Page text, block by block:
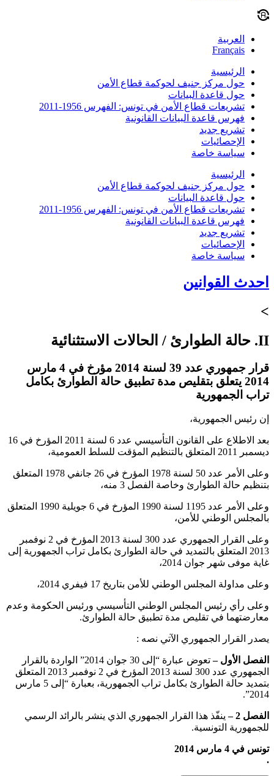
العربية
Français
الرئيسية
حول مركز جنيف لحوكمة قطاع الأمن
حول قاعدة البيانات
تشريعات قطاع الأمن في تونس: الفهرس 1956-2011
فهرس قاعدة البيانات القانونية
تشريع جديد
الإحصائيات
سياسة خاصة
الرئيسية
حول مركز جنيف لحوكمة قطاع الأمن
حول قاعدة البيانات
تشريعات قطاع الأمن في تونس: الفهرس 1956-2011
فهرس قاعدة البيانات القانونية
تشريع جديد
الإحصائيات
سياسة خاصة
احدث القوانين
>
II. حالة الطوارئ / الحالات الاستثنائية
قرار جمهوري عدد 39 لسنة 2014 مؤرخ في 4 مارس
2014 يتعلق بتقليص مدة تطبيق حالة الطوارئ بكامل
تراب الجمهورية
إن رئيس الجمهورية،
بعد الاطلاع على القانون التأسيسي عدد 6 لسنة 2011 المؤرخ في 16
ديسمبر 2011 المتعلق بالتنظيم المؤقت للسلط العمومية،
وعلى الأمر عدد 50 لسنة 1978 المؤرخ في 26 جانفي 1978 المتعلق
بتنظيم حالة الطوارئ وخاصة الفصل 3 منه،
وعلى الأمر عدد 1195 لسنة 1990 المؤرخ في 6 جويلية 1990 المتعلق
بالمجلس الوطني للأمن،
وعلى القرار الجمهوري عدد 300 لسنة 2013 المؤرخ في 2 نوفمبر
2013 المتعلق بالتمديد في حالة الطوارئ بكامل تراب الجمهورية إلى
غاية موفى شهر جوان 2014،
وعلى مداولة المجلس الوطني للأمن بتاريخ 17 فيفري 2014،
وعلى رأي رئيس المجلس الوطني التأسيسي ورئيس الحكومة وعدم
معارضتهما في تقليص مدة تطبيق حالة الطوارئ.
يصدر القرار الجمهوري الآتي نصه :
الفصل الأول –
تعوض عبارة “إلى 30 جوان 2014” الواردة بالقرار
الجمهوري عدد 300 لسنة 2013 المؤرخ في 2 نوفمبر 2013 المتعلق
بتمديد حالة الطوارئ بكامل تراب الجمهورية، بعبارة “إلى 5 مارس
2014”.
الفصل 2 –
ينفّذ هذا القرار الجمهوري الذي ينشر بالرائد الرسمي
للجمهورية التونسية.
تونس في 4 مارس 2014
.